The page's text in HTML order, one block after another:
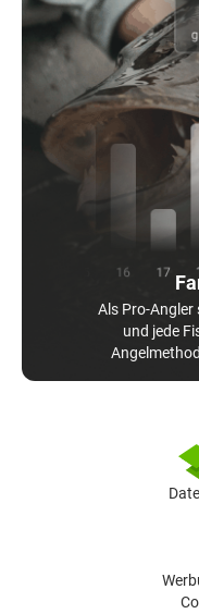
Als Pro-Angler
und jede